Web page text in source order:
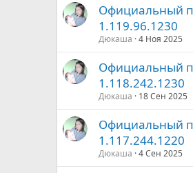
Официальный
1.119.96.1230
Дюкаша 4 Ноя 2025
Официальный
1.118.242.1230
Дюкаша 18 Сен 2025
Официальный
1.117.244.1220
Дюкаша 4 Сен 2025